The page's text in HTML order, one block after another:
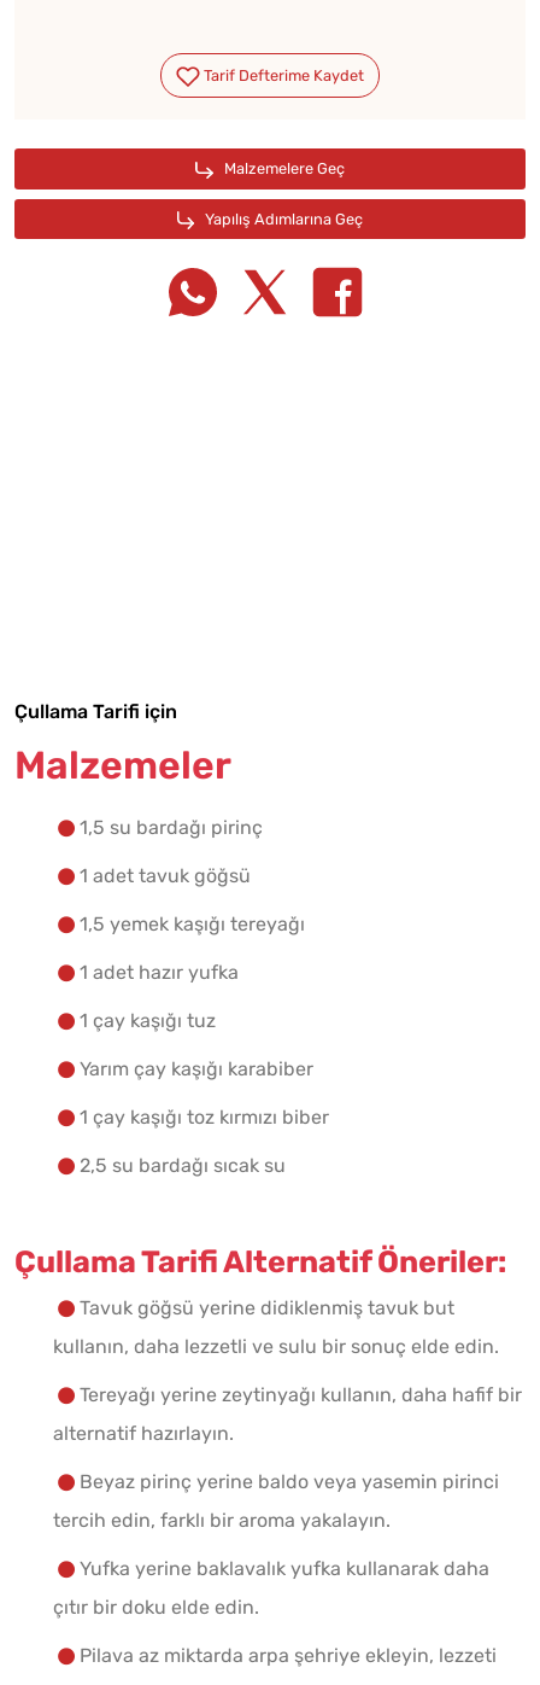
Çullama Tarifi için
Malzemeler
1,5 su bardağı pirinç
1 adet tavuk göğsü
1,5 yemek kaşığı tereyağı
1 adet hazır yufka
1 çay kaşığı tuz
Yarım çay kaşığı karabiber
1 çay kaşığı toz kırmızı biber
2,5 su bardağı sıcak su
Çullama Tarifi Alternatif Öneriler:
Tavuk göğsü yerine didiklenmiş tavuk but
kullanın, daha lezzetli ve sulu bir sonuç elde edin.
Tereyağı yerine zeytinyağı kullanın, daha hafif bir
alternatif hazırlayın.
Beyaz pirinç yerine baldo veya yasemin pirinci
tercih edin, farklı bir aroma yakalayın.
Yufka yerine baklavalık yufka kullanarak daha
çıtır bir doku elde edin.
Pilava az miktarda arpa şehriye ekleyin, lezzeti